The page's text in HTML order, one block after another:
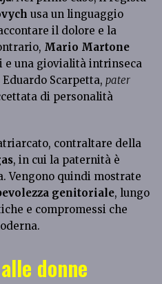
usa un linguaggio
il dolore e la
Mario Martone
una giovialità intrinseca
Scarpetta, pater
di personalità
contraltare della
, in cui la paternità è
Vengono quindi mostrate
genitoriale, lungo
e compromessi che
donne